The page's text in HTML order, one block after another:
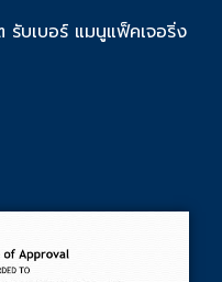
บเบอร์ แมนูแฟ็คเจอริ่ง